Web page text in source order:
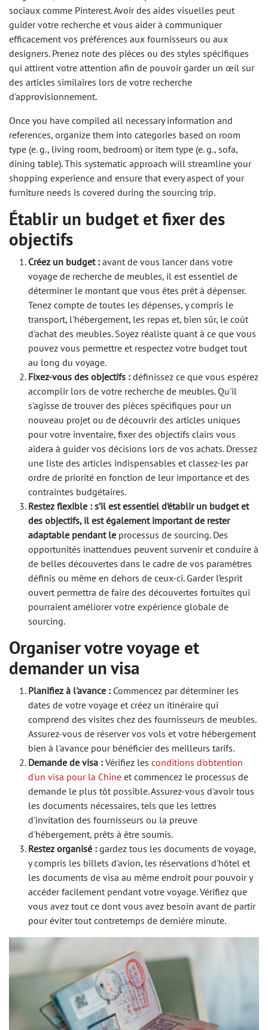
sociaux comme Pinterest. Avoir des aides visuelles peut
guider votre recherche et vous aider à communiquer
efficacement vos préférences aux fournisseurs ou aux
designers. Prenez note des pièces ou des styles spécifiques
qui attirent votre attention afin de pouvoir garder un œil sur
des articles similaires lors de votre recherche
d'approvisionnement.
Once you have compiled all necessary information and
references, organize them into categories based on room
type (e. g., living room, bedroom) or item type (e. g., sofa,
dining table). This systematic approach will streamline your
shopping experience and ensure that every aspect of your
furniture needs is covered during the sourcing trip.
Établir un budget et fixer des
objectifs
Créez un budget : avant de vous lancer dans votre
voyage de recherche de meubles, il est essentiel de
déterminer le montant que vous êtes prêt à dépenser.
Tenez compte de toutes les dépenses, y compris le
transport, l'hébergement, les repas et, bien sûr, le coût
d'achat des meubles. Soyez réaliste quant à ce que vous
pouvez vous permettre et respectez votre budget tout
au long du voyage.
Fixez-vous des objectifs : définissez ce que vous espérez
accomplir lors de votre recherche de meubles. Qu'il
s'agisse de trouver des pièces spécifiques pour un
nouveau projet ou de découvrir des articles uniques
pour votre inventaire, fixer des objectifs clairs vous
aidera à guider vos décisions lors de vos achats. Dressez
une liste des articles indispensables et classez-les par
ordre de priorité en fonction de leur importance et des
contraintes budgétaires.
Restez flexible : s’il est essentiel d’établir un budget et
des objectifs, il est également important de rester
adaptable pendant le processus de sourcing. Des
opportunités inattendues peuvent survenir et conduire à
de belles découvertes dans le cadre de vos paramètres
définis ou même en dehors de ceux-ci. Garder l’esprit
ouvert permettra de faire des découvertes fortuites qui
pourraient améliorer votre expérience globale de
sourcing.
Organiser votre voyage et
demander un visa
Planifiez à l'avance : Commencez par déterminer les
dates de votre voyage et créez un itinéraire qui
comprend des visites chez des fournisseurs de meubles.
Assurez-vous de réserver vos vols et votre hébergement
bien à l'avance pour bénéficier des meilleurs tarifs.
Demande de visa : Vérifiez les​ conditions d'obtention
d'un visa pour la Chine et commencez le processus de
demande le plus tôt possible. Assurez-vous d'avoir tous
les documents nécessaires, tels que les lettres
d'invitation des fournisseurs ou la preuve
d'hébergement, prêts à être soumis.
Restez organisé : gardez tous les documents de voyage,
y compris les billets d'avion, les réservations d'hôtel et
les documents de visa au même endroit pour pouvoir y
accéder facilement pendant votre voyage. Vérifiez que
vous avez tout ce dont vous avez besoin avant de partir
pour éviter tout contretemps de dernière minute.